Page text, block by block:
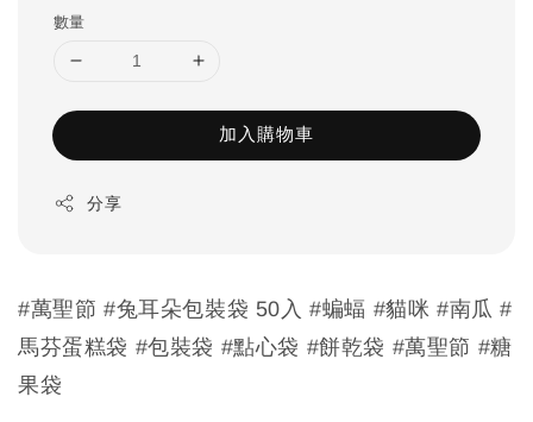
數量
加入購物車
分享
#萬聖節 #兔耳朵包裝袋 50入 #蝙蝠 #貓咪 #南瓜 #
馬芬蛋糕袋 #包裝袋 #點心袋 #餅乾袋 #萬聖節 #糖
果袋